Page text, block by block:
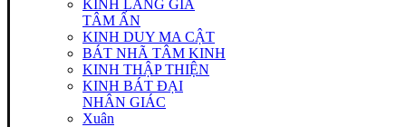
KINH LĂNG GIÀ
TÂM ẤN
KINH DUY MA CẬT
BÁT NHÃ TÂM KINH
KINH THẬP THIỆN
KINH BÁT ĐẠI
NHÂN GIÁC
Xuân